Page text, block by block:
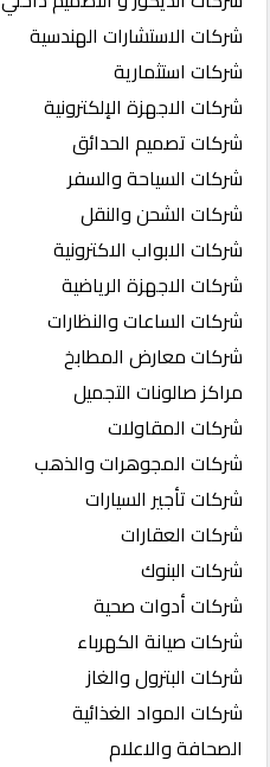
شركات الاستشارات الهندسية
شركات استثمارية
شركات الاجهزة الإلكترونية
شركات تصميم الحدائق
شركات السياحة والسفر
شركات الشحن والنقل
شركات الابواب الاكترونية
شركات الاجهزة الرياضية
شركات الساعات والنظارات
شركات معارض المطابخ
مراكز صالونات التجميل
شركات المقاولات
شركات المجوهرات والذهب
شركات تأجير السيارات
شركات العقارات
شركات البنوك
شركات أدوات صحية
شركات صيانة الكهرباء
شركات البترول والغاز
شركات المواد الغذائية
الصحافة والاعلام